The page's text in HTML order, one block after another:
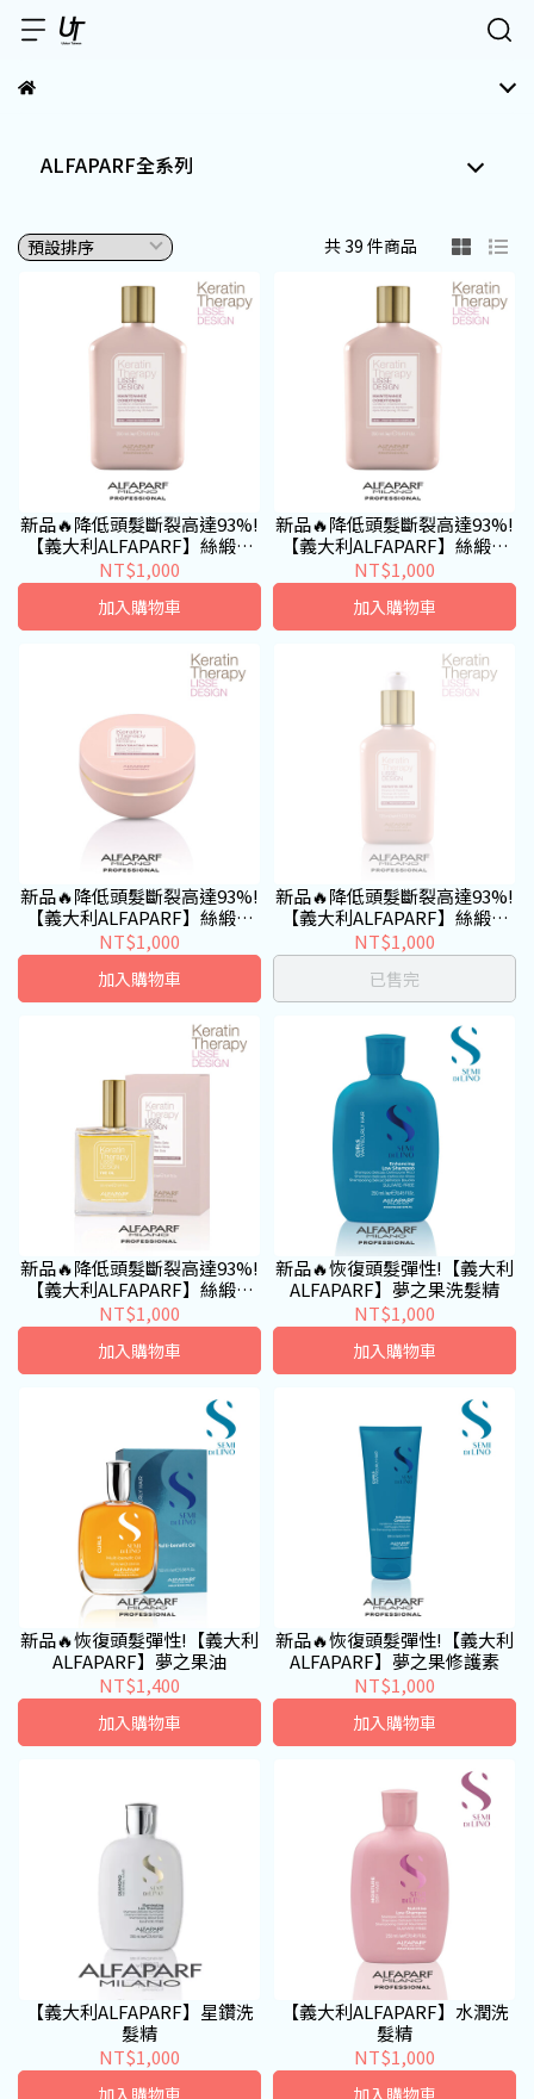
ALFAPARF全系列
共 39 件商品
新品🔥降低頭髮斷裂高達93%!
【義大利ALFAPARF】絲緞輕
柔修護素
NT$1,000
加入購物車
新品🔥降低頭髮斷裂高達93%!
【義大利ALFAPARF】絲緞輕
柔洗髮精
NT$1,000
加入購物車
新品🔥降低頭髮斷裂高達93%!
【義大利ALFAPARF】絲緞保
濕髮膜
NT$1,000
加入購物車
新品🔥降低頭髮斷裂高達93%!
【義大利ALFAPARF】絲緞角
質乳
NT$1,000
已售完
新品🔥降低頭髮斷裂高達93%!
【義大利ALFAPARF】絲緞角
質精華露
NT$1,000
加入購物車
新品🔥恢復頭髮彈性!【義大利
ALFAPARF】夢之果洗髮精
NT$1,000
加入購物車
新品🔥恢復頭髮彈性!【義大利
ALFAPARF】夢之果油
NT$1,400
加入購物車
新品🔥恢復頭髮彈性!【義大利
ALFAPARF】夢之果修護素
NT$1,000
加入購物車
【義大利ALFAPARF】星鑽洗
髮精
NT$1,000
加入購物車
【義大利ALFAPARF】水潤洗
髮精
NT$1,000
加入購物車